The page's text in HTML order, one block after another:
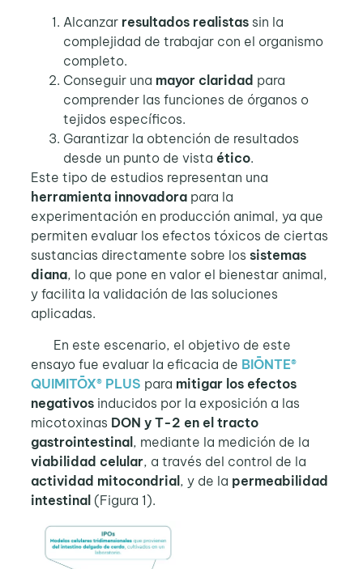
Alcanzar resultados realistassin la
complejidad de trabajar con el organismo
completo.
Conseguir una mayor claridad para
comprender las funciones de órganos o
tejidos específicos.
Garantizar la obtención de resultados
desde un punto de vista ético.
Este tipo de estudios representan una
herramienta innovadorapara la
experimentación en producción animal, ya que
permiten evaluar los efectos tóxicos de ciertas
sustancias directamente sobre los sistemas
diana, lo que pone en valor el bienestar animal,
y facilita la validación de las soluciones
aplicadas.
En este escenario, el objetivo de este
ensayo fue evaluar la eficacia de BIŌNTE®
QUIMITŌX® PLUS para mitigar los efectos
negativos inducidos por la exposición a las
micotoxinas DON y T-2 en el tracto
gastrointestinal, mediante la medición de la
viabilidad celular, a través del control de la
actividad mitocondrial, y de la permeabilidad
intestinal (Figura 1).